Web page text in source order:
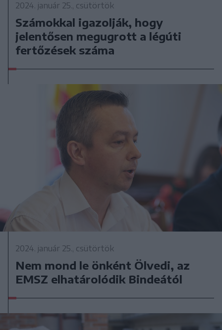
2024. január 25., csütörtök
Számokkal igazolják, hogy
jelentősen megugrott a légúti
fertőzések száma
2024. január 25., csütörtök
Nem mond le önként Ölvedi, az
EMSZ elhatárolódik Bindeától